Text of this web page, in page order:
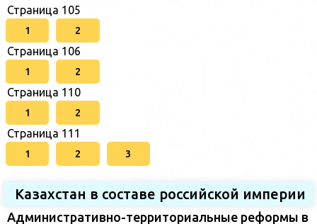
Страница 105
1 2
Страница 106
1 2
Страница 110
1 2
Страница 111
1 2 3
Казахстан в составе российской империи
Административно-территориальные реформы в